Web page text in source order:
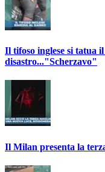
Il tifoso inglese si tatua
disastro..."Scherzavo"
Il Milan presenta la